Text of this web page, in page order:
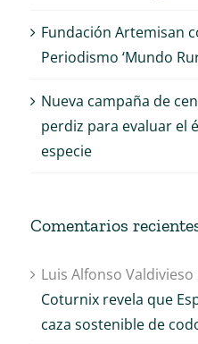
Fundación Artemisan
Periodismo ‘Mundo
Nueva campaña de
perdiz para evaluar el
especie
Comentarios
Luis Alfonso
Coturnix revela que
caza sostenible de